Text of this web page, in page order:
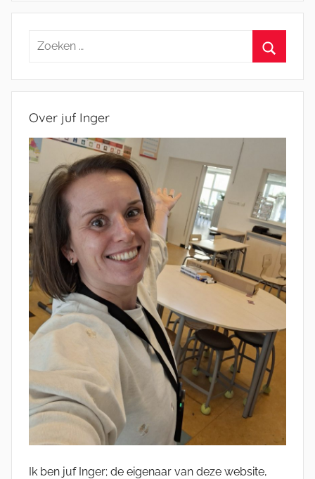
Zoeken
Over juf Inger
Ik ben juf Inger; de eigenaar van deze website,